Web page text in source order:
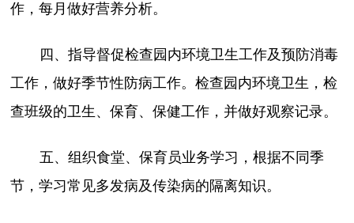
作，每月做好营养分析。
四、指导督促检查园内环境卫生工作及预防消毒
工作，做好季节性防病工作。检查园内环境卫生，检
查班级的卫生、保育、保健工作，并做好观察记录。
五、组织食堂、保育员业务学习，根据不同季
节，学习常见多发病及传染病的隔离知识。